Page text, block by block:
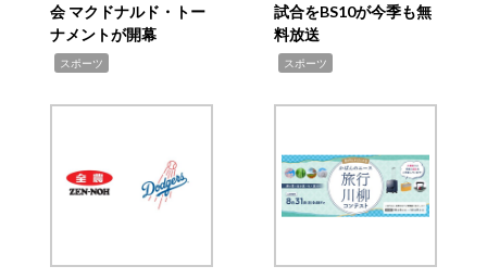
会 マクドナルド・トー
ナメントが開幕
スポーツ
試合をBS10が今季も無
料放送
スポーツ